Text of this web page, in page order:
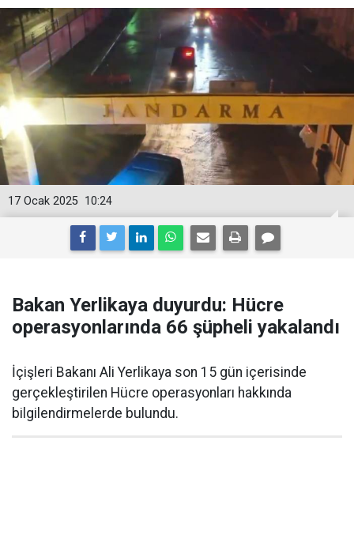
10:24
17 Ocak 2025
Bakan Yerlikaya duyurdu: Hücre
operasyonlarında 66 şüpheli yakalandı
İçişleri Bakanı Ali Yerlikaya son 15 gün içerisinde
gerçekleştirilen Hücre operasyonları hakkında
bilgilendirmelerde bulundu.